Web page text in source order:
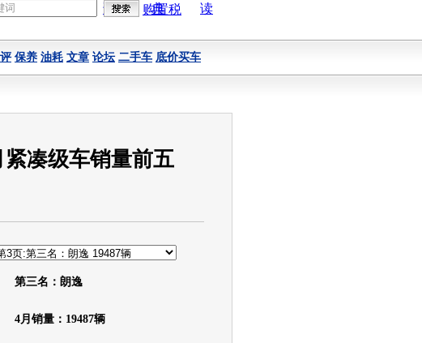
赏
询
典
读
购置税
保养 油耗 文章 论坛 二手车 底价买车
凑级车销量前五
第三名： 朗逸
月销量：19487辆